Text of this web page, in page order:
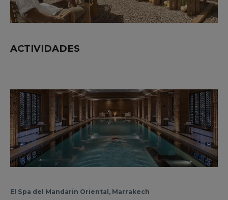
ACTIVIDADES
El Spa del Mandarin Oriental, Marrakech